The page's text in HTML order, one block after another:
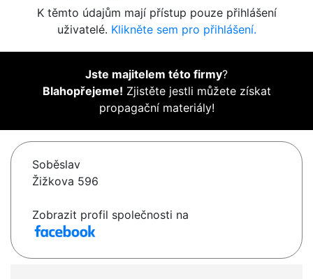
K těmto údajům mají přístup pouze přihlášení
uživatelé. Klikněte sem pro přihlášení.
Jste majitelem této firmy?
Blahopřejeme! Zjistěte jestli můžete získat
propagační materiály!
Soběslav
Žižkova 596
Zobrazit profil společnosti na